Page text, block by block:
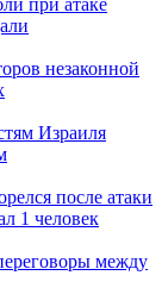
при атаке
незаконной
Израиля
после атаки
1 человек
между